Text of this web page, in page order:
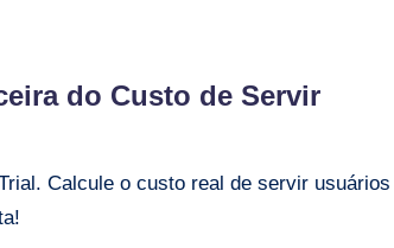
do Custo de Servir
Calcule o custo real de servir usuários